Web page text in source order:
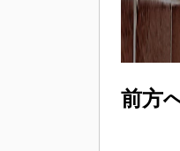
前方